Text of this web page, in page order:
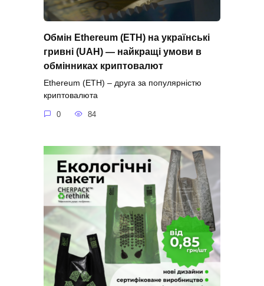
Обмін Ethereum (ETH) на українські
гривні (UAH) — найкращі умови в
обмінниках криптовалют
Ethereum (ETH) – друга за популярністю
криптовалюта
0 84